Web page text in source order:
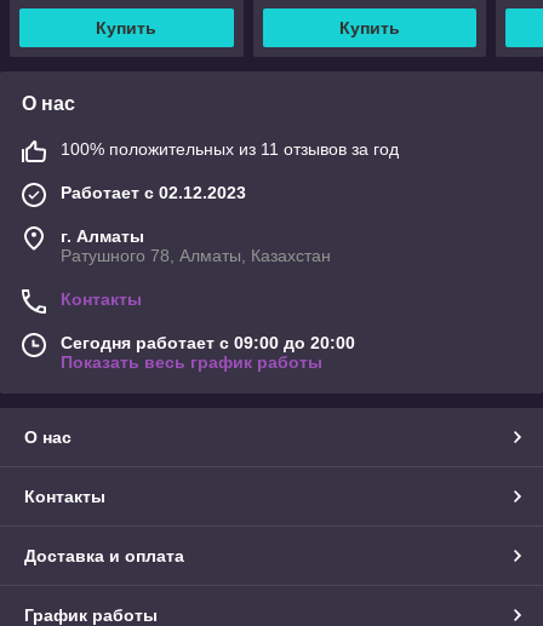
Купить Купить
О нас
100% положительных из 11 отзывов за год
Работает с 02.12.2023
г. Алматы
Ратушного 78, Алматы, Казахстан
Контакты
Сегодня работает с 09:00 до 20:00
Показать весь график работы
О нас
Контакты
Доставка и оплата
График работы